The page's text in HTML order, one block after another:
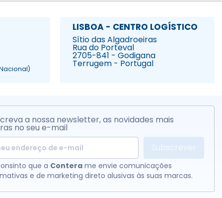
LISBOA - CENTRO LOGÍSTICO
Sítio das Algadroeiras
Rua do Porteval
2705-841 - Godigana
Terrugem - Portugal
a nossa newsletter, as novidades mais
no seu e-mail
Subscrever
que a Contera me envie comunicações
e de marketing direto alusivas às suas marcas.